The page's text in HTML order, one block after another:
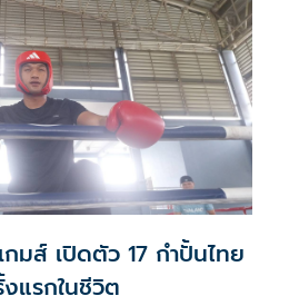
มส์ เปิดตัว 17 กำปั้นไทย
แรกในชีวิต